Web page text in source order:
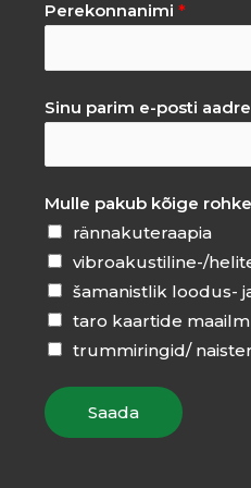
Perekonnanimi*
Sinu parim e-posti
Mulle pakub kõige
rännakuteraapia
vibroakustiline-/
šamanistlik loodus-
taro kaartide maailm
trummiringid/
Saada